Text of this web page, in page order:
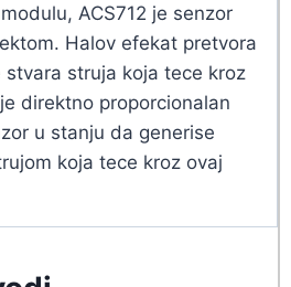
ACS712 je senzor
Halov efekat pretvora
stvara struja koja tece kroz
direktno proporcionalan
u stanju da generise
koja tece kroz ovaj